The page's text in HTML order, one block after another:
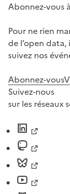
Abonnez-vous
Pour ne rien
de l’open
suivez nos
Abonnez-vous
Suivez-nous
sur les réseaux